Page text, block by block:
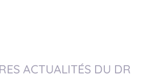
ACTUALITÉS DU DR